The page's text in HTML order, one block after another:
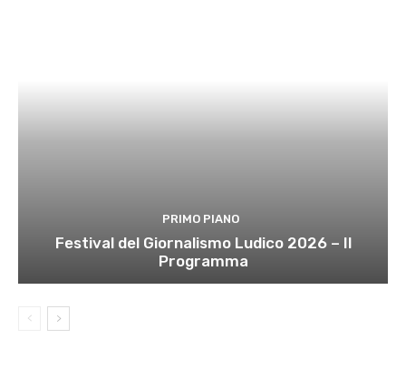
PRIMO PIANO
Festival del Giornalismo Ludico 2026 – Il
Programma